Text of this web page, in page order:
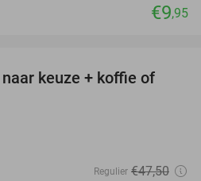
€9,95
26%
keuze + koffie of
Regulier €47,50